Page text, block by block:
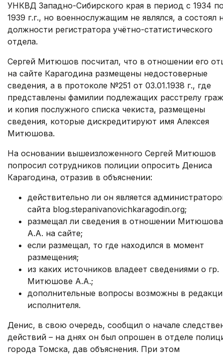
УНКВД Западно-Сибирского края в период с 1934
1939 г.г., но военнослужащим не являлся, а состоял
должности регистратора учётно-статистического
отдела.
Сергей Митюшов посчитал, что в отношении его
на сайте Карагодина размещены недостоверные
сведения, а в протоколе №251 от 03.01.1938 г., где
представлены фамилии подлежащих расстрелу
и копия послужного списка чекиста, размещены
сведения, которые дискредитируют имя Алексея
Митюшова.
На основании вышеизложенного Сергей Митюшов
попросил сотрудников полиции опросить Дениса
Карагодина, отразив в объяснении:
действительно ли он является
сайта blog.stepanivanovichkaragodin.org;
размещал ли сведения в отношении Митюшова
А.А. на сайте;
если размещал, то где находился в момент
размещения;
из каких источников владеет сведениями о гр.
Митюшове А.А.;
дополнительные вопросы возможны в
исполнителя.
Денис, в свою очередь, сообщил о начале
действий – на днях он был опрошен в отделе
города Томска, дав объяснения. При этом